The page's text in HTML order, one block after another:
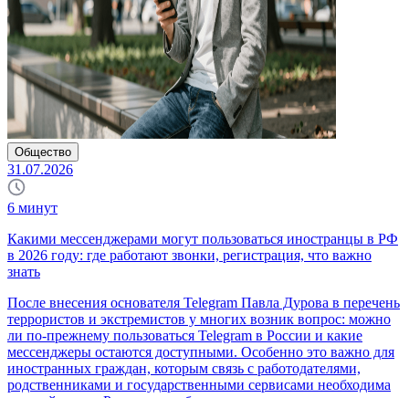
Общество
31.07.2026
6 минут
Какими мессенджерами могут пользоваться иностранцы в РФ
в 2026 году: где работают звонки, регистрация, что важно
знать
После внесения основателя Telegram Павла Дурова в перечень
террористов и экстремистов у многих возник вопрос: можно
ли по-прежнему пользоваться Telegram в России и какие
мессенджеры остаются доступными. Особенно это важно для
иностранных граждан, которым связь с работодателями,
родственниками и государственными сервисами необходима